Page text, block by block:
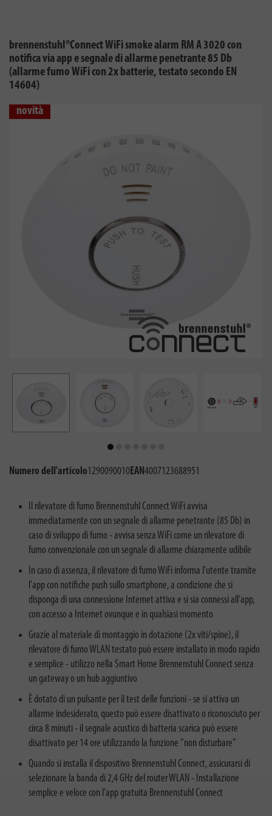
brennenstuhl®Connect WiFi smoke alarm RM A 3020 con
notifica via app e segnale di allarme penetrante 85 Db
(allarme fumo WiFi con 2x batterie, testato secondo EN
14604)
novità
Numero dell'articolo1290090010EAN4007123688951
Il rilevatore di fumo Brennenstuhl Connect WiFi avvisa
immediatamente con un segnale di allarme penetrante (85 Db) in
caso di sviluppo di fumo - avvisa senza WiFi come un rilevatore di
fumo convenzionale con un segnale di allarme chiaramente udibile
In caso di assenza, il rilevatore di fumo WiFi informa l'utente tramite
l'app con notifiche push sullo smartphone, a condizione che si
disponga di una connessione Internet attiva e si sia connessi all'app,
con accesso a Internet ovunque e in qualsiasi momento
Grazie al materiale di montaggio in dotazione (2x viti/spine), il
rilevatore di fumo WLAN testato può essere installato in modo rapido
e semplice - utilizzo nella Smart Home Brennenstuhl Connect senza
un gateway o un hub aggiuntivo
È dotato di un pulsante per il test delle funzioni - se si attiva un
allarme indesiderato, questo può essere disattivato o riconosciuto per
circa 8 minuti - il segnale acustico di batteria scarica può essere
disattivato per 14 ore utilizzando la funzione "non disturbare"
Quando si installa il dispositivo Brennenstuhl Connect, assicurarsi di
selezionare la banda di 2,4 GHz del router WLAN - Installazione
semplice e veloce con l'app gratuita Brennenstuhl Connect